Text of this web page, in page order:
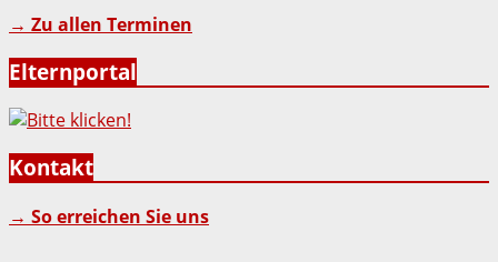
→ Zu allen Terminen
Elternportal
Kontakt
→ So erreichen Sie uns